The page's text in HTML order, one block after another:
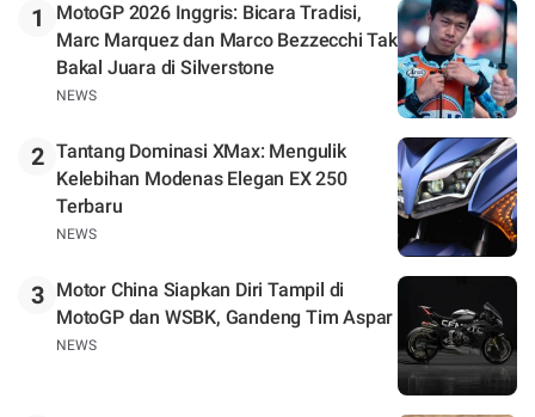
1
MotoGP 2026 Inggris: Bicara Tradisi,
Marc Marquez dan Marco Bezzecchi Tak
Bakal Juara di Silverstone
NEWS
2 Tantang Dominasi XMax: Mengulik
Kelebihan Modenas Elegan EX 250
Terbaru
NEWS
3
Motor China Siapkan Diri Tampil di
MotoGP dan WSBK, Gandeng Tim Aspar
NEWS